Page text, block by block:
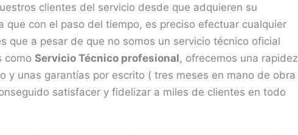
clientes del servicio desde que adquieren su
que con el paso del tiempo, es preciso efectuar cualquier
que a pesar de que no somos un servicio técnico oficial
como Servicio Técnico profesional, ofrecemos una rapidez
y unas garantías por escrito ( tres meses en mano de obra
satisfacer y fidelizar a miles de clientes en todo